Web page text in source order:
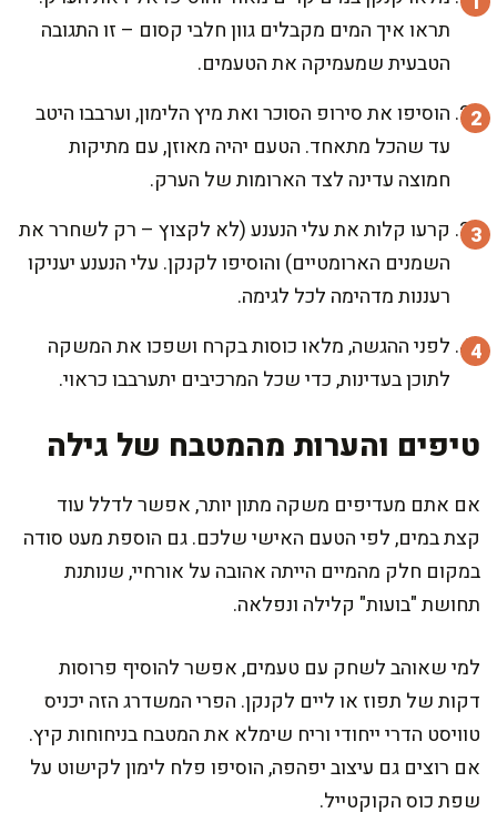
תראו איך המים מקבלים גוון חלבי קסום – זו התגובה
הטבעית שמעמיקה את הטעמים.
הוסיפו את סירופ הסוכר ואת מיץ הלימון, וערבבו היטב
עד שהכל מתאחד. הטעם יהיה מאוזן, עם מתיקות
חמוצה עדינה לצד הארומות של הערק.
קרעו קלות את עלי הנענע (לא לקצוץ – רק לשחרר את
השמנים הארומטיים) והוסיפו לקנקן. עלי הנענע יעניקו
רעננות מדהימה לכל לגימה.
לפני ההגשה, מלאו כוסות בקרח ושפכו את המשקה
לתוכן בעדינות, כדי שכל המרכיבים יתערבבו כראוי.
טיפים והערות מהמטבח של גילה
אם אתם מעדיפים משקה מתון יותר, אפשר לדלל עוד
קצת במים, לפי הטעם האישי שלכם. גם הוספת מעט סודה
במקום חלק מהמיים הייתה אהובה על אורחיי, שנותנת
תחושת "בועות" קלילה ונפלאה.
למי שאוהב לשחק עם טעמים, אפשר להוסיף פרוסות
דקות של תפוז או ליים לקנקן. הפרי המשדרג הזה יכניס
טוויסט הדרי ייחודי וריח שימלא את המטבח בניחוחות קיץ.
אם רוצים גם עיצוב יפהפה, הוסיפו פלח לימון לקישוט על
שפת כוס הקוקטייל.